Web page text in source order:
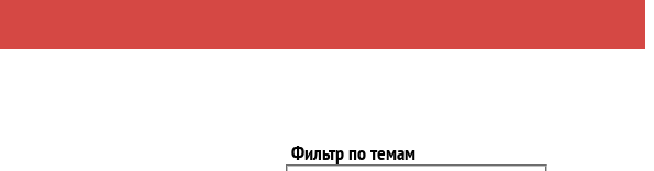
Фильтр по темам